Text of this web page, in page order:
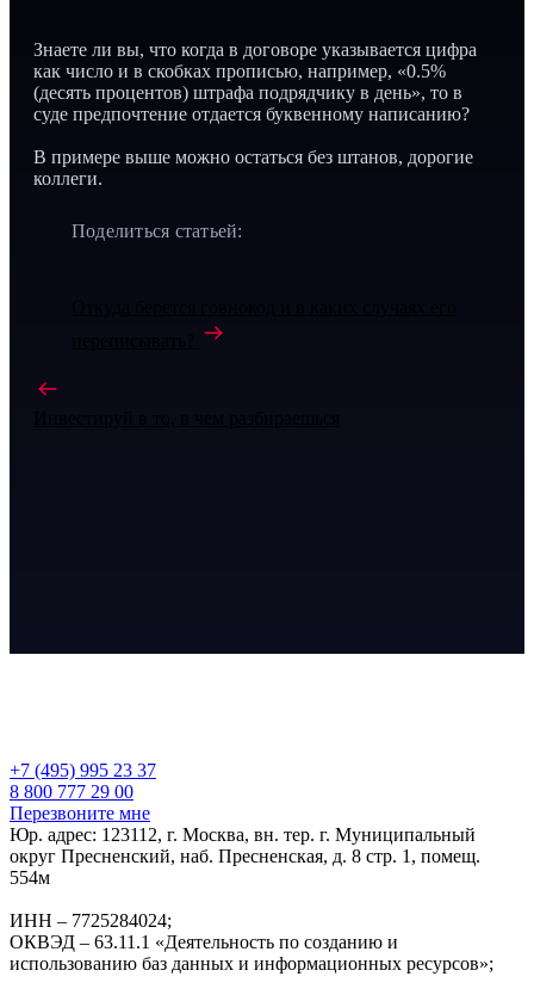
Знаете ли вы, что когда в договоре указывается цифра
как число и в скобках прописью, например, «0.5%
(десять процентов) штрафа подрядчику в день», то в
суде предпочтение отдается буквенному написанию?
В примере выше можно остаться без штанов, дорогие
коллеги.
Поделиться статьей:
+7 (495) 995 23 37
8 800 777 29 00
Перезвоните мне
Юр. адрес: 123112, г. Москва, вн. тер. г. Муниципальный
округ Пресненский, наб. Пресненская, д. 8 стр. 1, помещ.
554м
ИНН – 7725284024;
ОКВЭД – 63.11.1 «Деятельность по созданию и
использованию баз данных и информационных ресурсов»;